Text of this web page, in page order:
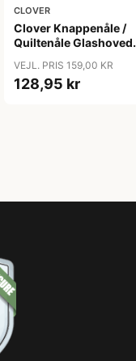
CLOVER
Clover Knappenåle /
Quiltenåle Glashoved
VEJL. PRIS 159,00 KR
128,95 kr